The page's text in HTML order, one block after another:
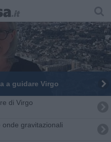
a guidare Virgo
di Virgo
gravitazionali